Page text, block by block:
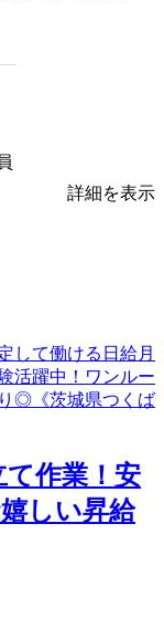
詳細を表示
て作業！安
しい昇給